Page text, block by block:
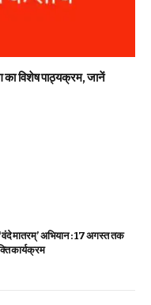
विशेष पाठ्यक्रम, जानें
मातरम्’ अभियान : 17 अगस्त तक
कार्यक्रम